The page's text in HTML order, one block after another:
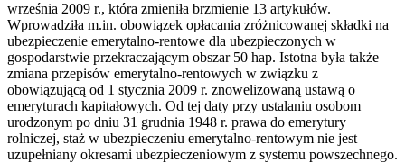
września 2009 r., która zmieniła brzmienie 13 artykułów.
Wprowadziła m.in. obowiązek opłacania zróżnicowanej składki na
ubezpieczenie emerytalno-rentowe dla ubezpieczonych w
gospodarstwie przekraczającym obszar 50 hap. Istotna była także
zmiana przepisów emerytalno-rentowych w związku z
obowiązującą od 1 stycznia 2009 r. znowelizowaną ustawą o
emeryturach kapitałowych. Od tej daty przy ustalaniu osobom
urodzonym po dniu 31 grudnia 1948 r. prawa do emerytury
rolniczej, staż w ubezpieczeniu emerytalno-rentowym nie jest
uzupełniany okresami ubezpieczeniowym z systemu powszechnego.